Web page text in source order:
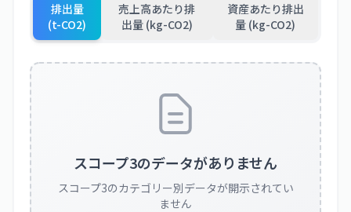
排出量
(t-CO2)
売上高あたり排
出量 (kg-CO2)
資産あたり排出
量 (kg-CO2)
スコープ3のデータがありません
スコープ3のカテゴリー別データが開示されてい
ません